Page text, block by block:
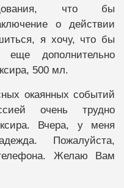
что бы
о действии
я хочу, что бы
дополнительно
500 мл.
окаянных событий
очень трудно
Вчера, у меня
Пожалуйста,
Желаю Вам